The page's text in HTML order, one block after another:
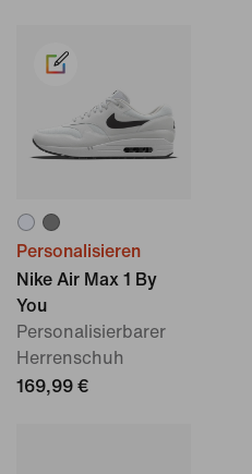
Personalisieren
Nike Air Max 1 By
You
Personalisierbarer
Herrenschuh
169,99 €